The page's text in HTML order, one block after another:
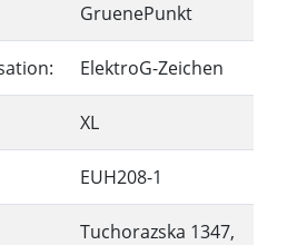
GruenePunkt
ElektroG-Zeichen
XL
EUH208-1
Tuchorazska 1347,